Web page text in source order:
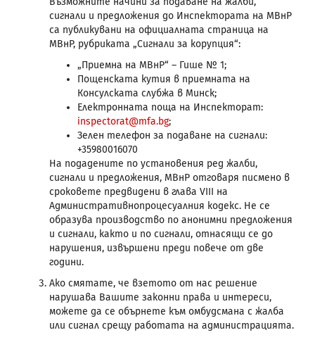
сигнали и предложения до Инспектората на МВнР
са публикувани на официалната страница на
МВнР, рубриката „Сигнали за корупция“:
„Приемна на МВнР“ – Гише № 1;
Пощенската кутия в приемната на
Консулската слубжа в Минск;
Електронната поща на Инспекторат:
inspectorat@mfa.bg;
Зелен телефон за подаване на сигнали:
+35980016070
На подадените по установения ред жалби,
сигнали и предложения, МВнР отговаря писмено в
сроковете предвидени в глава VIII на
Административнопроцесуалния кодекс. Не се
образува производство по анонимни предложения
и сигнали, както и по сигнали, отнасящи се до
нарушения, извършени преди повече от две
години.
Ако смятате, че взетото от нас решение
нарушава Вашите законни права и интереси,
можете да се обърнете към омбудсмана с жалба
или сигнал срещу работата на администрацията.